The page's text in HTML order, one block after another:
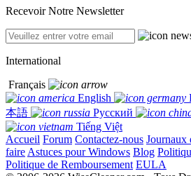
Recevoir Notre Newsletter
International
Français
English
本語
Русский
Tiếng Việt
Accueil Forum Contactez-nous Journaux
faire Astuces pour Windows Blog
Politique de Remboursement EULA